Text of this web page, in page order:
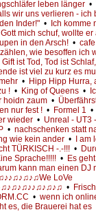
leben länger •
wir uns verlieren - ich
Inder!" • Ich komme
mich schuf, wollte er
in den Arsch! •
wie besoffen ich
Gift ist Tod, Tod ist
ist viel zu kurz es
• Hipp Hipp Hurra,
! • King of Queens •
hoidn zaum •
nur fest ! • Formel 1 •
wieder • Unreal - UT3
• nachschenken statt
wie kein ander • I am
TÜRKISCH -.-!!! •
Sprache!!!!! • Es
kann man einen DJ
LoVe
•
• wenn ich
es, die Brauerei hat es